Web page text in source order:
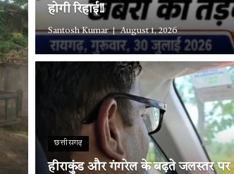
होगी रिहाई!!
Santosh Kumar August 1, 2026
छत्तीसगढ़
हीराकुंड और गंगरेल के बढ़ते जलस्तर पर